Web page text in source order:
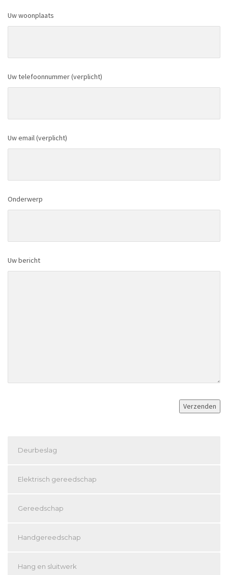
Uw woonplaats
Uw telefoonnummer (verplicht)
Uw email (verplicht)
Onderwerp
Uw bericht
Deurbeslag
Elektrisch gereedschap
Gereedschap
Handgereedschap
Hang en sluitwerk